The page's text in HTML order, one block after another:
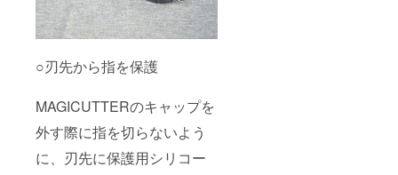
○刃先から指を保護
MAGICUTTERのキャップを
外す際に指を切らないよう
に、刃先に保護用シリコー